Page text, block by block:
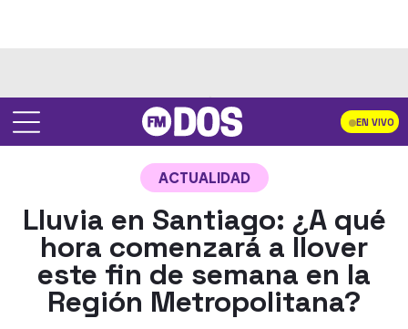
EN VIVO
ACTUALIDAD
Lluvia en Santiago: ¿A qué
hora comenzará a llover
este fin de semana en la
Región Metropolitana?